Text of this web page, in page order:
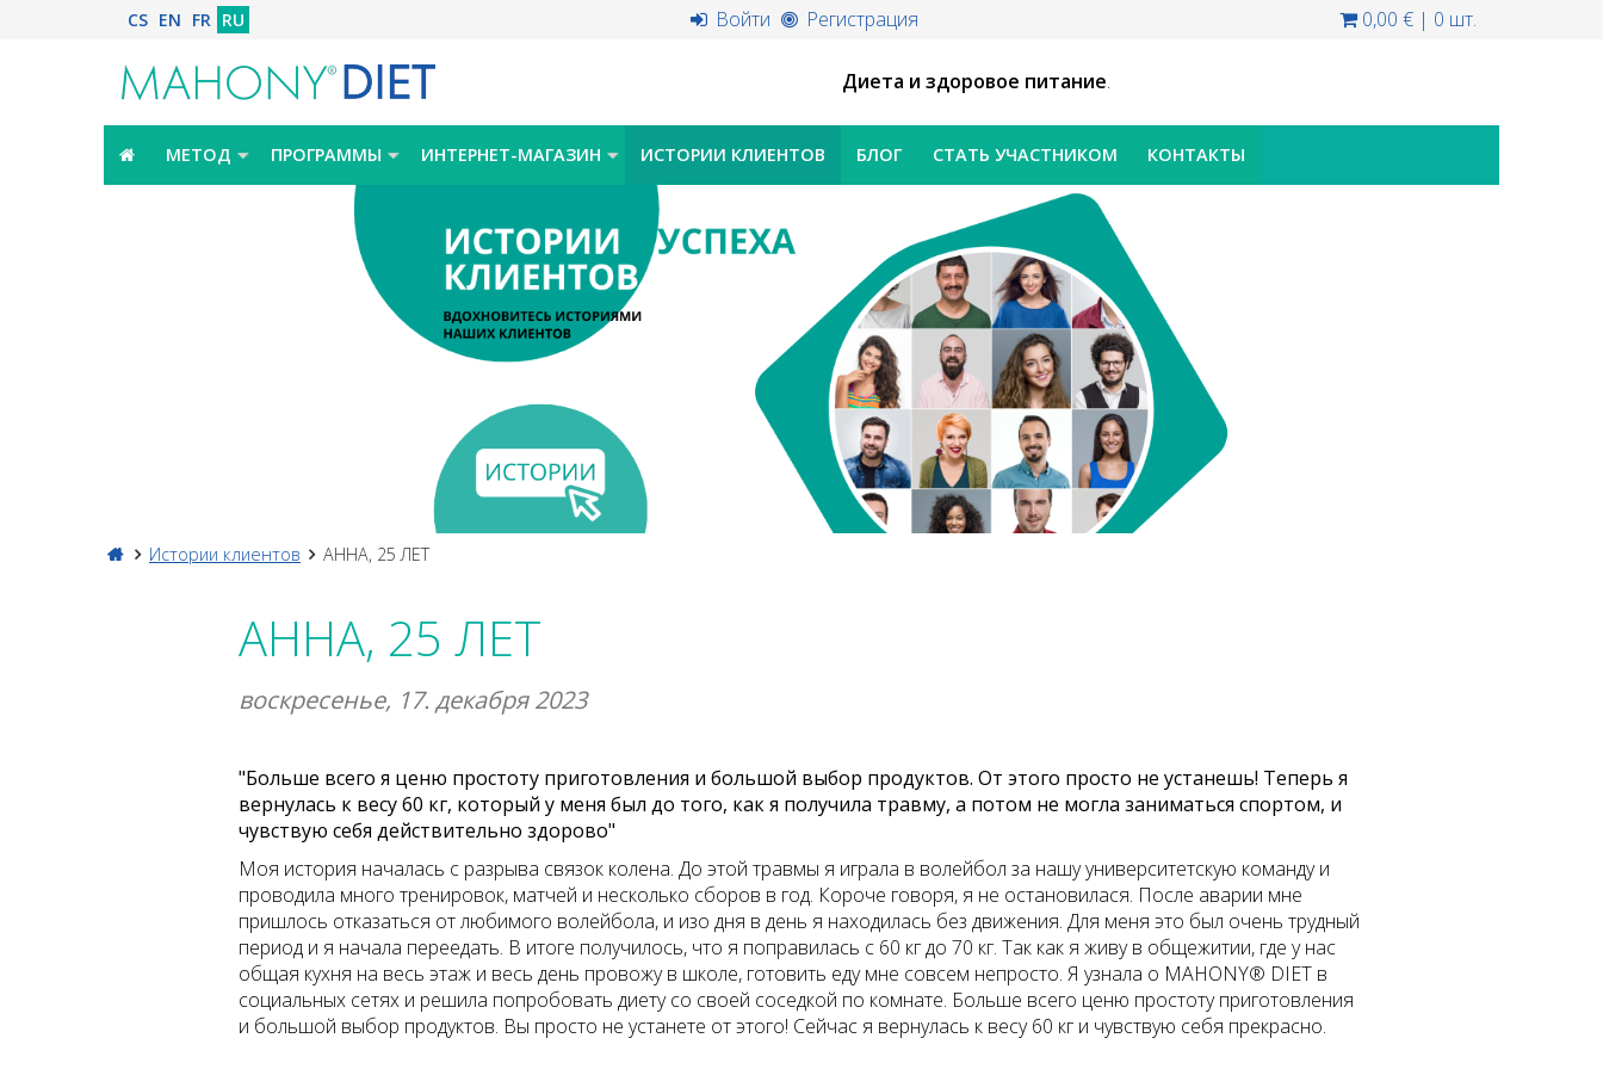
CS EN FR RU Войти Регистрация 0,00 € | 0 шт.
Диета и здоровое питание.
МЕТОД ПРОГРАММЫ ИНТЕРНЕТ-МАГАЗИН ИСТОРИИ КЛИЕНТОВ БЛОГ СТАТЬ УЧАСТНИКОМ КОНТАКТЫ
Истории клиентов АННА, 25 ЛЕТ
АННА, 25 ЛЕТ
воскресенье, 17. декабря 2023
"Больше всего я ценю простоту приготовления и большой выбор продуктов. От этого просто не устанешь! Теперь я
вернулась к весу 60 кг, который у меня был до того, как я получила травму, а потом не могла заниматься спортом, и
чувствую себя действительно здорово"
Моя история началась с разрыва связок колена. До этой травмы я играла в волейбол за нашу университетскую команду и
проводила много тренировок, матчей и несколько сборов в год. Короче говоря, я не остановилася. После аварии мне
пришлось отказаться от любимого волейбола, и изо дня в день я находилась без движения. Для меня это был очень трудный
период и я начала переедать. В итоге получилось, что я поправилась с 60 кг до 70 кг. Так как я живу в общежитии, где у нас
общая кухня на весь этаж и весь день провожу в школе, готовить еду мне совсем непросто. Я узнала о MAHONY® DIET в
социальных сетях и решила попробовать диету со своей соседкой по комнате. Больше всего ценю простоту приготовления
и большой выбор продуктов. Вы просто не устанете от этого! Сейчас я вернулась к весу 60 кг и чувствую себя прекрасно.